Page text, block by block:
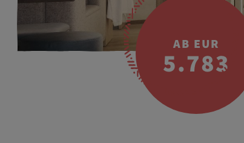
AB EUR
5.783